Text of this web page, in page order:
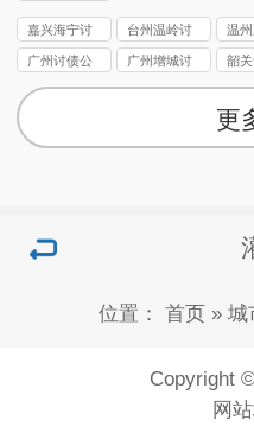
司
嘉兴海宁讨
债要账
台州温岭讨
债公司
温
债
广州讨债公
司
广州增城讨
债公司
韶
司
更
位置： 首页 » 城
Copyright
网